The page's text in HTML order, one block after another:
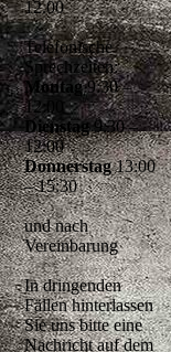
12.00
Telefonische
Sprechzeiten:
Montag9:30 –
12:00
Dienstag9:30 –
12:00
Donnerstag13:00
– 15:30
und nach
Vereinbarung
In dringenden
Fällen hinterlassen
Sie uns bitte eine
Nachricht auf dem